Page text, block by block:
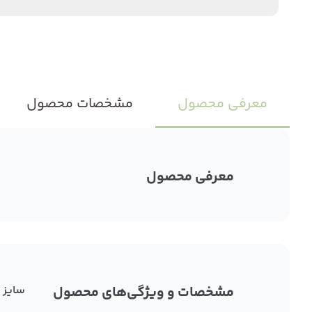
معرفی محصول مشخصات محصول
معرفی محصول
مشخصات و ویژگی‌های محصول سایز